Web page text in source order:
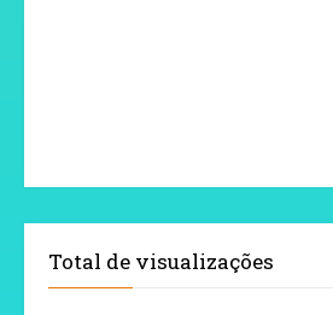
Total de visualizações